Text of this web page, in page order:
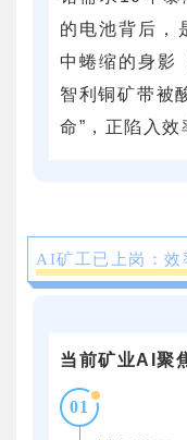
的电池背后，
中蜷缩的身影
智利铜矿带被
命”，正陷入效
AI矿工已上岗：效
当前矿业AI聚
01